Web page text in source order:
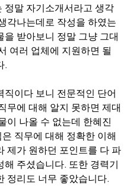
정말 자기소개서라고 생각
각나는데로 작성을 하였는
을 받아보니 정말 그냥 그대
여러 업체에 지원하면 될
.
직이다 보니 전문적인 단어
무에 대해 알지 못하면 제대
이 나올 수 없는데 한혜진
직무에 대해 정확한 이해
제가 원하던 포인트를 다 파
해 주셨습니다. 또한 경력기
정리도 너무 좋았습니다.